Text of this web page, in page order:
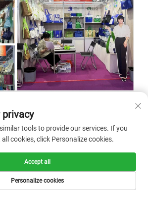
privacy
tools to provide our services. If you
cookies, click Personalize cookies.
Personalize cookies
Accept all